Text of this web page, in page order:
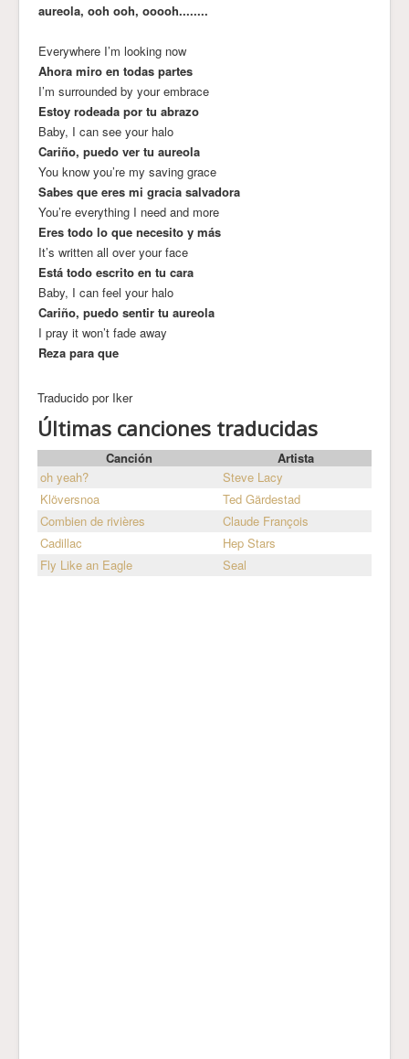
aureola, ooh ooh, ooooh........
Everywhere I’m looking now
Ahora miro en todas partes
I’m surrounded by your embrace
Estoy rodeada por tu abrazo
Baby, I can see your halo
Cariño, puedo ver tu aureola
You know you’re my saving grace
Sabes que eres mi gracia salvadora
You’re everything I need and more
Eres todo lo que necesito y más
It’s written all over your face
Está todo escrito en tu cara
Baby, I can feel your halo
Cariño, puedo sentir tu aureola
I pray it won’t fade away
Reza para que
Traducido por Iker
Últimas canciones traducidas
Canción
Artista
oh yeah?
Steve Lacy
Klöversnoa
Ted Gärdestad
Combien de rivières
Claude François
Cadillac
Hep Stars
Fly Like an Eagle
Seal